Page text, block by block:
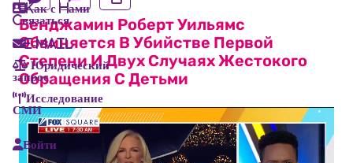
Kак с Hами
Cвязаться
E-mail
Юридический
запрос
Исследование
СМИ
Войти
Бенджамин Роберт Уильямс
Обвиняется В Убийстве Первой
Степени И Двух Случаях Жестокого
Обращения С Детьми